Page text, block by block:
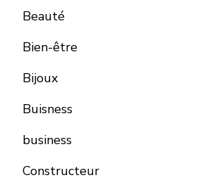
Beauté
Bien-être
Bijoux
Buisness
business
Constructeur